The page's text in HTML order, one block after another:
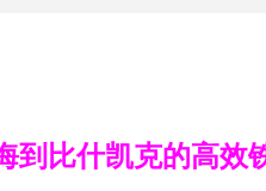
到比什凯克的高效